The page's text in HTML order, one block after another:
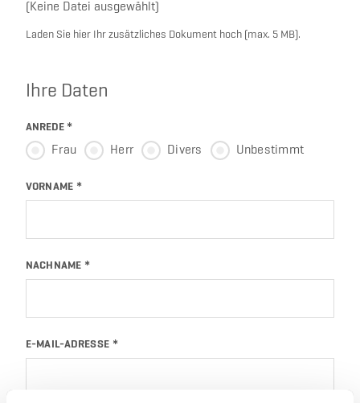
Datei auswählen
(Keine Datei ausgewählt)
Laden Sie hier Ihr zusätzliches Dokument hoch (max. 5 MB).
Ihre Daten
ANREDE *
Frau Herr Divers Unbestimmt
VORNAME
NACHNAME
E-MAIL-ADRESSE